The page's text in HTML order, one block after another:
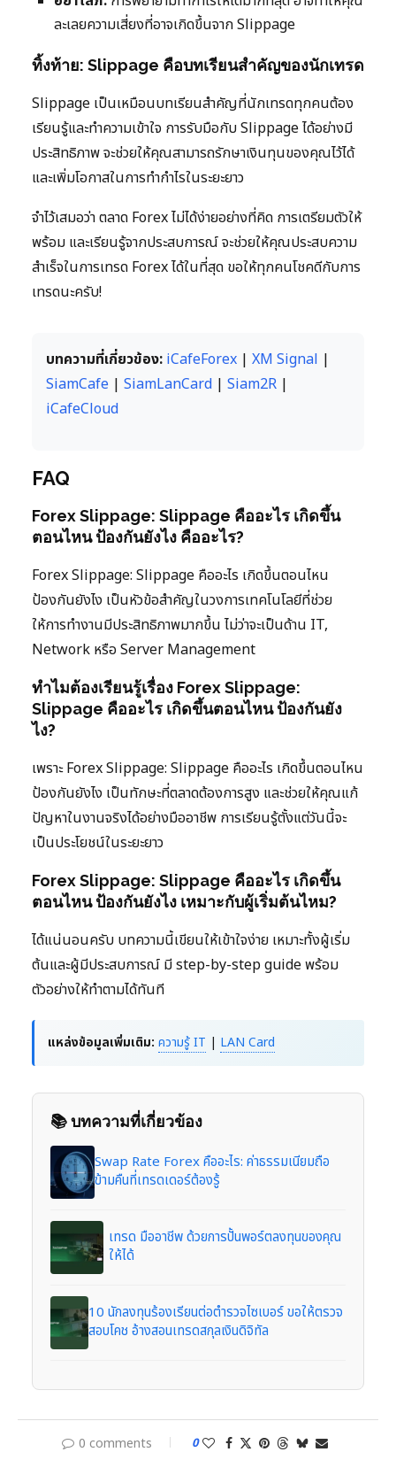
ละเลยความเสี่ยงที่อาจเกิดขึ้นจาก Slippage
ทิ้งท้าย: Slippage คือบทเรียนสำคัญของนักเทรด
Slippage เป็นเหมือนบทเรียนสำคัญที่นักเทรดทุกคนต้อง
เรียนรู้และทำความเข้าใจ การรับมือกับ Slippage ได้อย่างมี
ประสิทธิภาพ จะช่วยให้คุณสามารถรักษาเงินทุนของคุณไว้ได้
และเพิ่มโอกาสในการทำกำไรในระยะยาว
จำไว้เสมอว่า ตลาด Forex ไม่ได้ง่ายอย่างที่คิด การเตรียมตัวให้
พร้อม และเรียนรู้จากประสบการณ์ จะช่วยให้คุณประสบความ
สำเร็จในการเทรด Forex ได้ในที่สุด ขอให้ทุกคนโชคดีกับการ
เทรดนะครับ!
บทความที่เกี่ยวข้อง: iCafeForex | XM Signal |
SiamCafe | SiamLanCard | Siam2R |
iCafeCloud
FAQ
Forex Slippage: Slippage คืออะไร เกิดขึ้น
ตอนไหน ป้องกันยังไง คืออะไร?
Forex Slippage: Slippage คืออะไร เกิดขึ้นตอนไหน
ป้องกันยังไง เป็นหัวข้อสำคัญในวงการเทคโนโลยีที่ช่วย
ให้การทำงานมีประสิทธิภาพมากขึ้น ไม่ว่าจะเป็นด้าน IT,
Network หรือ Server Management
ทำไมต้องเรียนรู้เรื่อง Forex Slippage:
Slippage คืออะไร เกิดขึ้นตอนไหน ป้องกันยัง
ไง?
เพราะ Forex Slippage: Slippage คืออะไร เกิดขึ้นตอนไหน
ป้องกันยังไง เป็นทักษะที่ตลาดต้องการสูง และช่วยให้คุณแก้
ปัญหาในงานจริงได้อย่างมืออาชีพ การเรียนรู้ตั้งแต่วันนี้จะ
เป็นประโยชน์ในระยะยาว
Forex Slippage: Slippage คืออะไร เกิดขึ้น
ตอนไหน ป้องกันยังไง เหมาะกับผู้เริ่มต้นไหม?
ได้แน่นอนครับ บทความนี้เขียนให้เข้าใจง่าย เหมาะทั้งผู้เริ่ม
ต้นและผู้มีประสบการณ์ มี step-by-step guide พร้อม
ตัวอย่างให้ทำตามได้ทันที
แหล่งข้อมูลเพิ่มเติม: ความรู้ IT | LAN Card
📚 บทความที่เกี่ยวข้อง
Swap Rate Forex คืออะไร: ค่าธรรมเนียมถือ
ข้ามคืนที่เทรดเดอร์ต้องรู้
เทรด มืออาชีพ ด้วยการปั้นพอร์ตลงทุนของคุณ
ให้ได้
10 นักลงทุนร้องเรียนต่อตำรวจไซเบอร์ ขอให้ตรวจ
สอบโคช อ้างสอนเทรดสกุลเงินดิจิทัล
0 comments 0